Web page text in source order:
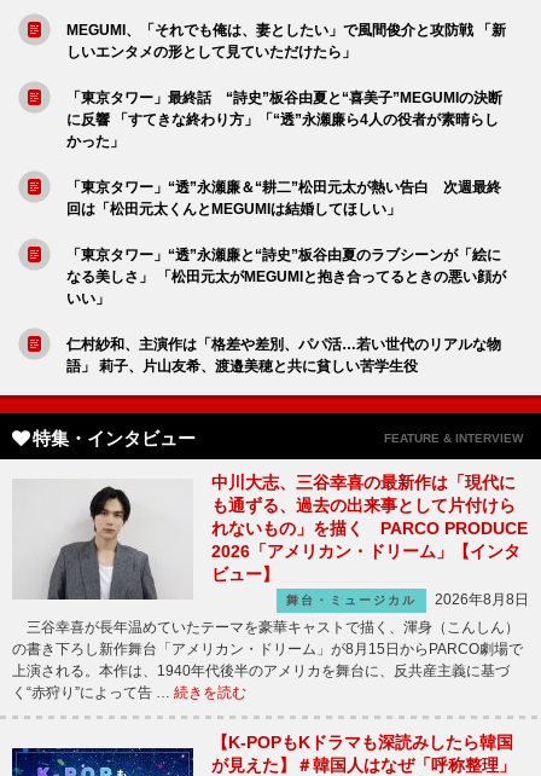
MEGUMI、「それでも俺は、妻としたい」で風間俊介と攻防戦 「新
しいエンタメの形として見ていただけたら」
「東京タワー」最終話 “詩史”板谷由夏と“喜美子”MEGUMIの決断
に反響 「すてきな終わり方」「“透”永瀬廉ら4人の役者が素晴らし
かった」
「東京タワー」“透”永瀬廉＆“耕二”松田元太が熱い告白 次週最終
回は「松田元太くんとMEGUMIは結婚してほしい」
「東京タワー」“透”永瀬廉と“詩史”板谷由夏のラブシーンが「絵に
なる美しさ」 「松田元太がMEGUMIと抱き合ってるときの悪い顔が
いい」
仁村紗和、主演作は「格差や差別、パパ活…若い世代のリアルな物
語」 莉子、片山友希、渡邉美穂と共に貧しい苦学生役
特集・インタビュー FEATURE & INTERVIEW
中川大志、三谷幸喜の最新作は「現代に
も通ずる、過去の出来事として片付けら
れないもの」を描く PARCO PRODUCE
2026「アメリカン・ドリーム」【インタ
ビュー】
舞台・ミュージカル
2026年8月8日
三谷幸喜が長年温めていたテーマを豪華キャストで描く、渾身（こんしん）
の書き下ろし新作舞台「アメリカン・ドリーム」が8月15日からPARCO劇場で
上演される。本作は、1940年代後半のアメリカを舞台に、反共産主義に基づ
く“赤狩り”によって告 … 続きを読む
【K-POPもKドラマも深読みしたら韓国
が見えた】＃韓国人はなぜ「呼称整理」